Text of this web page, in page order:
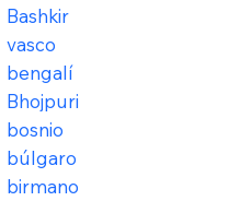
Bashkir
vasco
bengalí
Bhojpuri
bosnio
búlgaro
birmano